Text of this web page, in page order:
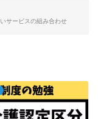
サービスの組み合わせ